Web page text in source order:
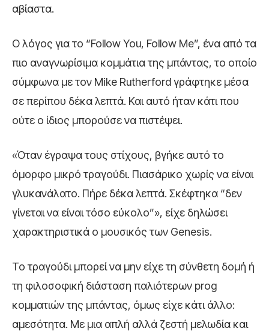
αβίαστα.
Ο λόγος για το “Follow You, Follow Me”, ένα από τα
πιο αναγνωρίσιμα κομμάτια της μπάντας, το οποίο
σύμφωνα με τον Mike Rutherford γράφτηκε μέσα
σε περίπου δέκα λεπτά. Και αυτό ήταν κάτι που
ούτε ο ίδιος μπορούσε να πιστέψει.
«Όταν έγραψα τους στίχους, βγήκε αυτό το
όμορφο μικρό τραγούδι. Πιασάρικο χωρίς να είναι
γλυκανάλατο. Πήρε δέκα λεπτά. Σκέφτηκα “δεν
γίνεται να είναι τόσο εύκολο”», είχε δηλώσει
χαρακτηριστικά ο μουσικός των Genesis.
Το τραγούδι μπορεί να μην είχε τη σύνθετη δομή ή
τη φιλοσοφική διάσταση παλιότερων prog
κομματιών της μπάντας, όμως είχε κάτι άλλο:
αμεσότητα. Με μια απλή αλλά ζεστή μελωδία και